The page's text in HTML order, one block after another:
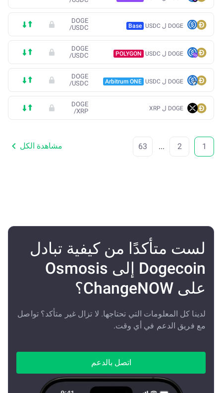
DOGE ل USDC Base
DOGE
/USDC
DOGE ل USDC POLYGON
DOGE
/USDC
DOGE ل USDC Arbitrum ONE
DOGE
/USDC
DOGE ل XRP
DOGE
/XRP
1
2
...
63 مشاهدة الكل
لست متأكدًا من كيفية تبادل
Dogecoin إلى Osmosis
على ChangeNOW؟
لدينا كل المعلومات التي تحتاجها. لا تزال غير متأكد؟ تواصل
مع فريق الدعم في أي وقت.
اتصل بالدعم